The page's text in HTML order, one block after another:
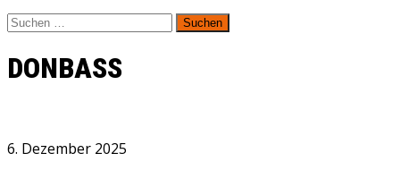
Suchen
nach:
DONBASS
6. Dezember 2025